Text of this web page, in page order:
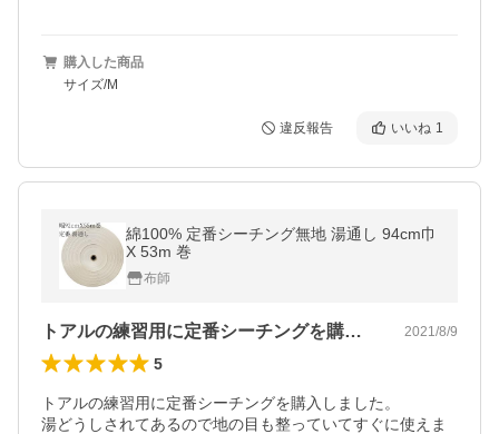
購入した商品
サイズ/M
違反報告 いいね 1
綿100% 定番シーチング無地 湯通し 94cm巾
X 53m 巻
布師
トアルの練習用に定番シーチングを購入し… 2021/8/9
5
トアルの練習用に定番シーチングを購入しました。
湯どうしされてあるので地の目も整っていてすぐに使えま